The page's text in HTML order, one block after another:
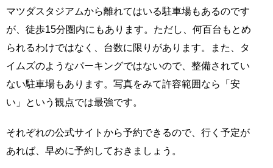
マツダスタジアムから離れてはいる駐車場もあるのです
が、徒歩15分圏内にもあります。ただし、何百台もとめ
られるわけではなく、台数に限りがあります。また、タ
イムズのようなパーキングではないので、整備されてい
ない駐車場もあります。写真をみて許容範囲なら「安
い」という観点では最強です。
それぞれの公式サイトから予約できるので、行く予定が
あれば、早めに予約しておきましょう。